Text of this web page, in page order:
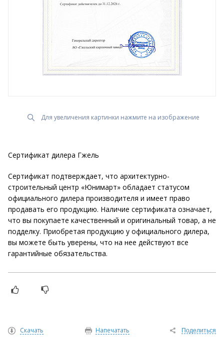
Для увеличения картинки нажмите на изображение
Сертификат дилера Гжель
Сертификат подтверждает, что архитектурно-
строительный центр «Юнимарт» обладает статусом
официального дилера производителя и имеет право
продавать его продукцию. Наличие сертификата означает,
что вы покупаете качественный и оригинальный товар, а не
подделку. Приобретая продукцию у официального дилера,
вы можете быть уверены, что на нее действуют все
гарантийные обязательства.
Поделиться
Напечатать
Скачать